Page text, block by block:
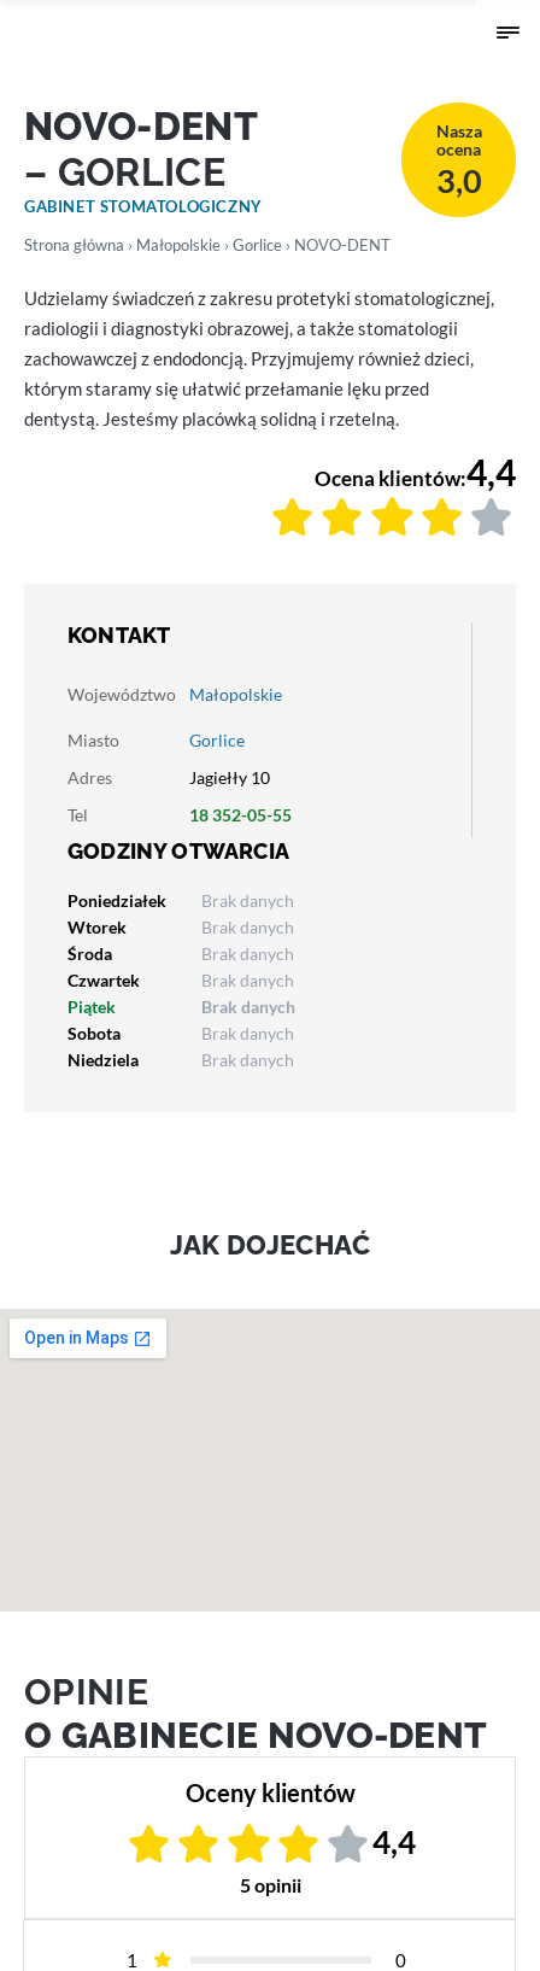
NOVO-DENT
– GORLICE
GABINET STOMATOLOGICZNY
Nasza
ocena
3,0
Strona główna › Małopolskie › Gorlice › NOVO-DENT
Udzielamy świadczeń z zakresu protetyki stomatologicznej,
radiologii i diagnostyki obrazowej, a także stomatologii
zachowawczej z endodoncją. Przyjmujemy również dzieci,
którym staramy się ułatwić przełamanie lęku przed
dentystą. Jesteśmy placówką solidną i rzetelną.
Ocena klientów:4,4
KONTAKT
Województwo Małopolskie
Miasto
Gorlice
Adres
Jagiełły 10
Tel
18 352-05-55
GODZINY OTWARCIA
Poniedziałek
Brak danych
Wtorek
Brak danych
Środa
Brak danych
Czwartek
Brak danych
Piątek
Brak danych
Sobota
Brak danych
Niedziela
Brak danych
JAK DOJECHAĆ
OPINIE
O GABINECIE NOVO-DENT
Oceny klientów
4,4
5 opinii
1
0